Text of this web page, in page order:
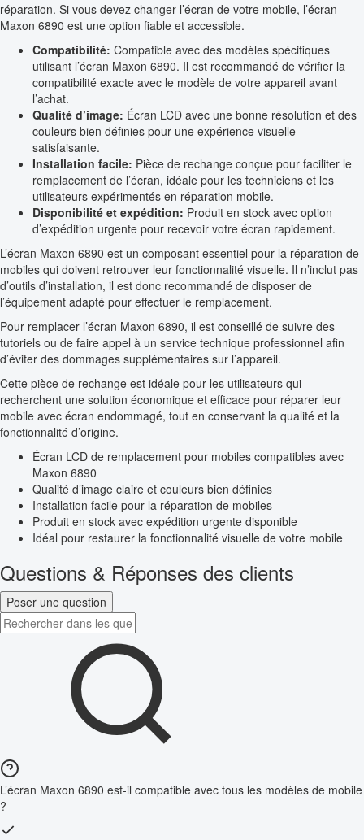
réparation. Si vous devez changer l’écran de votre mobile, l’écran
Maxon 6890 est une option fiable et accessible.
Compatibilité: Compatible avec des modèles spécifiques
utilisant l’écran Maxon 6890. Il est recommandé de vérifier la
compatibilité exacte avec le modèle de votre appareil avant
l’achat.
Qualité d’image: Écran LCD avec une bonne résolution et des
couleurs bien définies pour une expérience visuelle
satisfaisante.
Installation facile: Pièce de rechange conçue pour faciliter le
remplacement de l’écran, idéale pour les techniciens et les
utilisateurs expérimentés en réparation mobile.
Disponibilité et expédition: Produit en stock avec option
d’expédition urgente pour recevoir votre écran rapidement.
L’écran Maxon 6890 est un composant essentiel pour la réparation de
mobiles qui doivent retrouver leur fonctionnalité visuelle. Il n’inclut pas
d’outils d’installation, il est donc recommandé de disposer de
l’équipement adapté pour effectuer le remplacement.
Pour remplacer l’écran Maxon 6890, il est conseillé de suivre des
tutoriels ou de faire appel à un service technique professionnel afin
d’éviter des dommages supplémentaires sur l’appareil.
Cette pièce de rechange est idéale pour les utilisateurs qui
recherchent une solution économique et efficace pour réparer leur
mobile avec écran endommagé, tout en conservant la qualité et la
fonctionnalité d’origine.
Écran LCD de remplacement pour mobiles compatibles avec
Maxon 6890
Qualité d’image claire et couleurs bien définies
Installation facile pour la réparation de mobiles
Produit en stock avec expédition urgente disponible
Idéal pour restaurer la fonctionnalité visuelle de votre mobile
Questions & Réponses des clients
Poser une question
L’écran Maxon 6890 est-il compatible avec tous les modèles de mobile
?